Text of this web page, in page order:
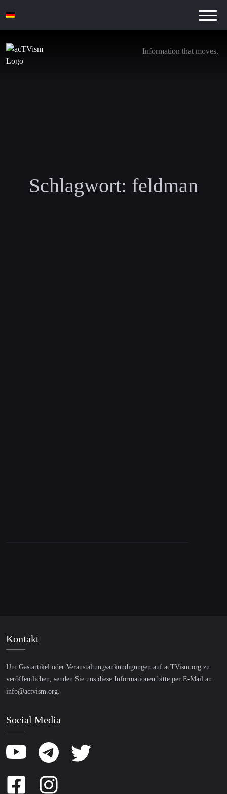
Information that moves.
Schlagwort: feldman
Kontakt
Um Gastartikel oder Veranstaltungsankündigungen auf acTVism.org zu
veröffentlichen, senden Sie uns diese Informationen bitte per E-Mail an
info@actvism.org
Social Media